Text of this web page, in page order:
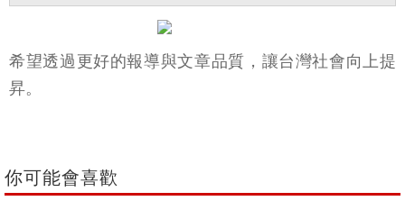
希望透過更好的報導與文章品質，讓台灣社會向上提
昇。
你可能會喜歡